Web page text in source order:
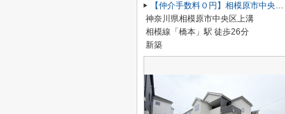
【仲介手数料０円】相模原市中央区上溝 新築一戸建て 全4棟
神奈川県相模原市中央区上溝
相模線「橋本」駅 徒歩26分
新築